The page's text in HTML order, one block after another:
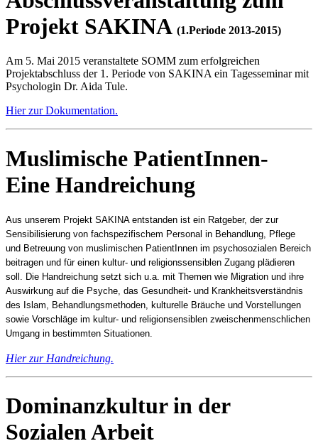
Projekt SAKINA (1.Periode 2013-2015)
Am 5. Mai 2015 veranstaltete SOMM zum erfolgreichen
Projektabschluss der 1. Periode von SAKINA ein Tagesseminar mit
Psychologin Dr. Aida Tule.
Hier zur Dokumentation.
Muslimische PatientInnen-
Eine Handreichung
Aus unserem Projekt SAKINA entstanden ist ein Ratgeber, der zur
Sensibilisierung von fachspezifischem Personal in Behandlung, Pflege
und Betreuung von muslimischen PatientInnen im psychosozialen Bereich
beitragen und für einen kultur- und religionssensiblen Zugang plädieren
soll. Die Handreichung setzt sich u.a. mit Themen wie Migration und ihre
Auswirkung auf die Psyche, das Gesundheit- und Krankheitsverständnis
des Islam, Behandlungsmethoden, kulturelle Bräuche und Vorstellungen
sowie Vorschläge im kultur- und religionsensiblen zweischenmenschlichen
Umgang in bestimmten Situationen.
Hier zur Handreichung.
Dominanzkultur in der
Sozialen Arbeit